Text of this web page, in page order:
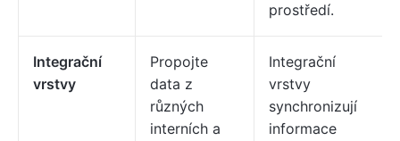
prostředí.
Integrační
vrstvy
Propojte
data z
různých
interních a
Integrační
vrstvy
synchronizují
informace